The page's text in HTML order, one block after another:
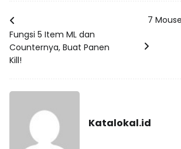
Fungsi 5 Item ML dan
Counternya, Buat Panen
Kill!
7
Katalokal.id